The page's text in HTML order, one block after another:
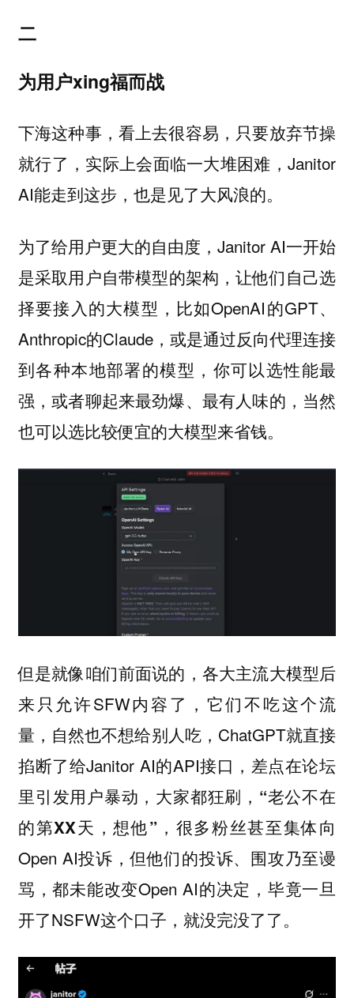
二
为用户xing福而战
下海这种事，看上去很容易，只要放弃节操
就行了，实际上会面临一大堆困难，Janitor
AI能走到这步，也是见了大风浪的。
为了给用户更大的自由度，Janitor AI一开始
是采取用户自带模型的架构，让他们自己选
择要接入的大模型，比如OpenAI的GPT、
Anthropic的Claude，或是通过反向代理连接
到各种本地部署的模型，你可以选性能最
强，或者聊起来最劲爆、最有人味的，当然
也可以选比较便宜的大模型来省钱。
但是就像咱们前面说的，各大主流大模型后
来只允许SFW内容了，它们不吃这个流
量，自然也不想给别人吃，ChatGPT就直接
掐断了给Janitor AI的API接口，差点在论坛
里引发用户暴动，大家都狂刷， “老公不在
的第XX天，想他”， 很多粉丝甚至集体向
Open AI投诉，但他们的投诉、围攻乃至谩
骂，都未能改变Open AI的决定，毕竟一旦
开了NSFW这个口子，就没完没了了。